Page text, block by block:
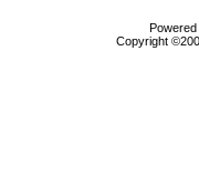
Copyright